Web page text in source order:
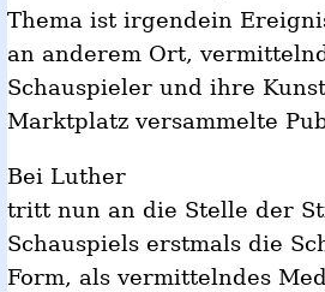
Thema ist irgendein
an anderem Ort,
Schauspieler und ihre
Marktplatz versammelte
Bei Luther
tritt nun an die Stelle der
Schauspiels erstmals die
Form, als vermittelndes